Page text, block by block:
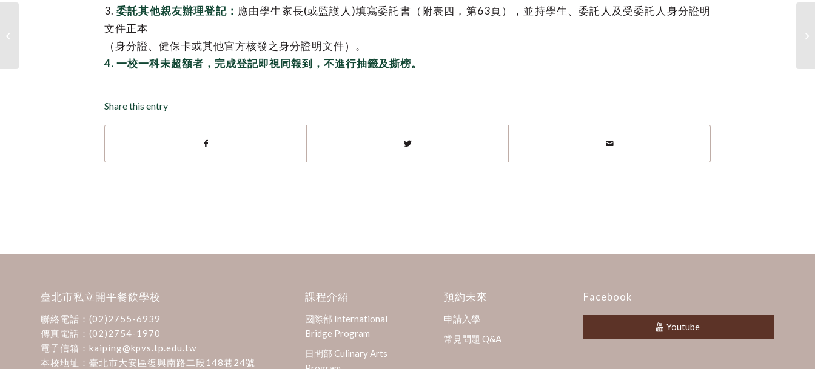
3. 委託其他親友辦理登記： 應由學生家長(或監護人)填寫委託書（附表四，第63頁），並持學生、委託人及受委託人身分證明
文件正本
（身分證、健保卡或其他官方核發之身分證明文件）。
4. 一校一科未超額者，完成登記即視同報到，不進行抽籤及撕榜。
Share this entry
臺北市私立開平餐飲學校
聯絡電話： (02)2755-6939
傳真電話：(02)2754-1970
電子信箱： kaiping@kpvs.tp.edu.tw
本校地址： 臺北市大安區復興南路二段148巷24號
課程介紹
國際部 International
Bridge Program
日間部 Culinary Arts
預約未來
申請入學
常見問題 Q&A
Facebook
Youtube